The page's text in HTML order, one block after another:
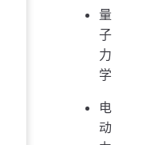
量
子
力
学
电
动